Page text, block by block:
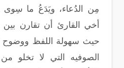
مِن الدُعاء، ويَدَعُ ما سِوى
أخي القارئ أن تقارن بين
حيث سهولة اللفظ ووضوح
الصوفيه التي لا تخلو